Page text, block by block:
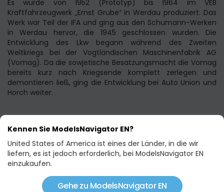
Es wurde von 1952 (Prototyp) bis 1964 im VEB
Kraftfahrzeugwerk „Ernst Grube“ in Werdau produziert. Das
Werk war Teil der IFA und ging aus den Schumann-Werken
in Werdau hervor, die 1945 geschlossen wurden. Die
Entwicklung des Lkw begann während des Zweiten
Weltkriegs bei der Vogtländischen Maschinenfabrik AG
(Vomag). Da die sowjetische Besatzungsmacht die Vomag
bereits kurz nach Kriegsende komplett zerlegen und
demontieren ließ, ging die Entwicklung bei Auto Union und
Horch weiter.
ÄHNLICHE PRODUKTE
Kennen Sie ModelsNavigator EN?
United States of America ist eines der Länder, in die wir
liefern, es ist jedoch erforderlich, bei ModelsNavigator EN
einzukaufen.
Gehe zu ModelsNavigator EN